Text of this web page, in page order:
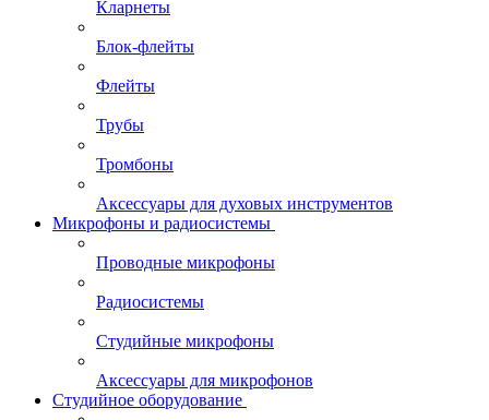
Кларнеты
Блок-флейты
Флейты
Трубы
Тромбоны
Аксессуары для духовых инструментов
Микрофоны и радиосистемы
Проводные микрофоны
Радиосистемы
Студийные микрофоны
Аксессуары для микрофонов
Студийное оборудование